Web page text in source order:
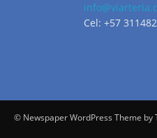
Cel: +57
© Newspaper WordPress Theme by